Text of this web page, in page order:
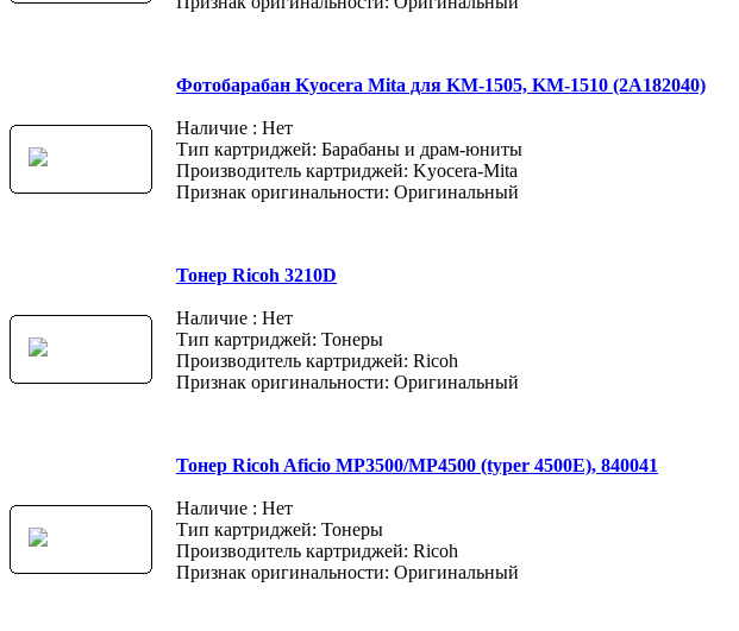
Фотобарабан Kyocera Mita для KM-1505, KM-1510 (2A182040)
Наличие : Нет
Тип картриджей: Барабаны и драм-юниты
Производитель картриджей: Kyocera-Mita
Признак оригинальности: Оригинальный
Тонер Ricoh 3210D
Наличие : Нет
Тип картриджей: Тонеры
Производитель картриджей: Ricoh
Признак оригинальности: Оригинальный
Тонер Ricoh Aficio MP3500/MP4500 (typer 4500Е), 840041
Наличие : Нет
Тип картриджей: Тонеры
Производитель картриджей: Ricoh
Признак оригинальности: Оригинальный